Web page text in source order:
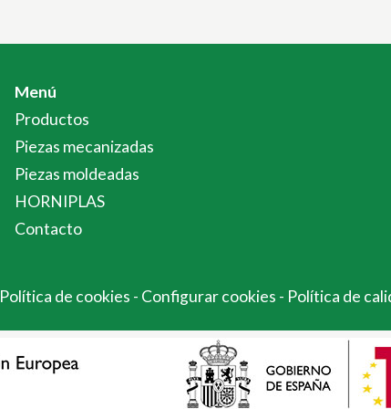
Menú
Productos
Piezas mecanizadas
Piezas moldeadas
HORNIPLAS
Contacto
Política de cookies - Configurar cookies - Política de